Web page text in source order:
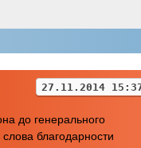
27.11.2014
до генерального
благодарности